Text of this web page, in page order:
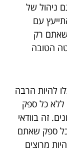
ניהול של
עם
רק
הטובה
להיות הרבה
ללא כל ספק
זה בוודאי
ספק שאתם
מרוצים